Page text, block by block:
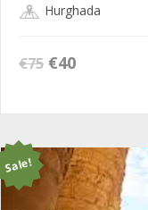
Hurghada
€75 Le
était :
€40Le
est :
Sale!